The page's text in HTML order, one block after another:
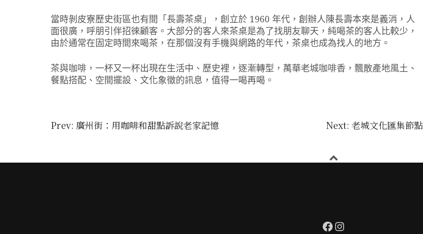
當時剝皮寮歷史街區也有間「長壽茶桌」，創立於 1960 年代，創辦人陳長壽本來是義消，人
面很廣，呼朋引伴招徠顧客。大部分的客人來茶桌是為了找朋友聊天，純喝茶的客人比較少，
由於通常在固定時間來喝茶，在那個沒有手機與網路的年代，茶桌也成為找人的地方。
茶與咖啡，一杯又一杯出現在生活中、歷史裡，逐漸轉型，萬華老城咖啡香，飄散產地風土、
餐點搭配、空間擺設、文化象徵的訊息，值得一喝再喝。
文
導
Prev: 廣州街：用咖啡和甜點訴說老家記憶 Next: 老城文化匯集節點
Facebook
Instagram